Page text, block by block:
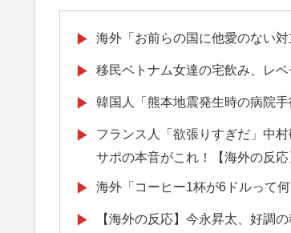
▶ 海外「お前らの国に他愛のない
▶ 移民ベトナム女達の宅飲み、レ
▶ 韓国人「熊本地震発生時の病院
▶
フランス人「欲張りすぎだ」中
サポの本音がこれ！【海外の反応
▶ 海外「コーヒー1杯が6ドルって
▶
【海外の反応】今永昇太、好調